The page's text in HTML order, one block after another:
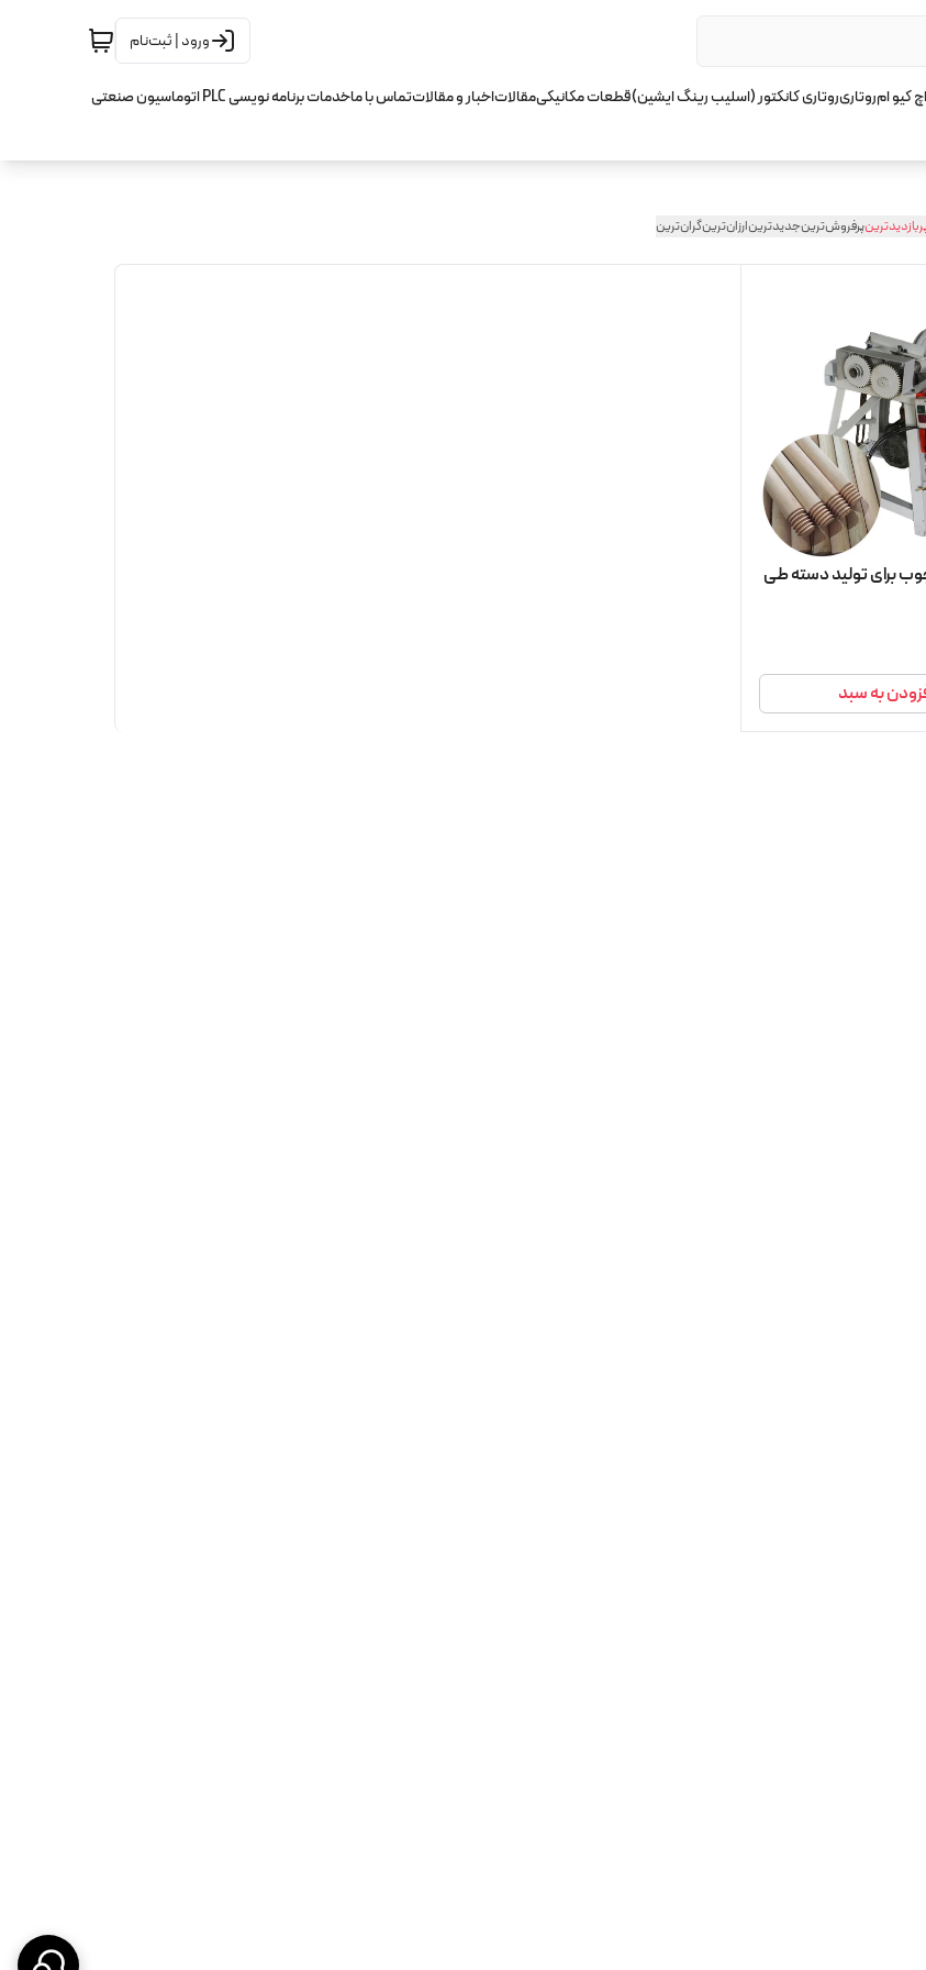
ورود | ثبت‌نام
روتاریروتاری کانکتور (اسلیب رینگ ایشین)قطعات مکانیکیمقالاتاخبار و مقالاتتماس با ماخدمات برنامه نویسی PLC اتوماسیون صنعتی
پرفروش‌ترینجدیدترینارزان‌ترینگران‌ترین
برای تولید دسته طی
به سبد